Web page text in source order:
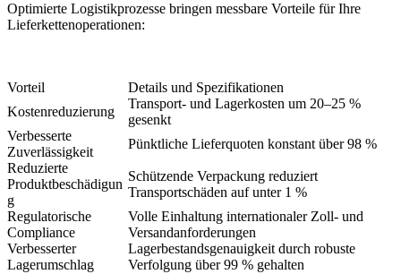
Optimierte Logistikprozesse bringen messbare Vorteile für Ihre
Lieferkettenoperationen:
Vorteil
Details und Spezifikationen
Kostenreduzierung
Transport- und Lagerkosten um 20–25 %
gesenkt
Verbesserte
Zuverlässigkeit
Pünktliche Lieferquoten konstant über 98 %
Reduzierte
Produktbeschädigun
g
Schützende Verpackung reduziert
Transportschäden auf unter 1 %
Regulatorische
Compliance
Volle Einhaltung internationaler Zoll- und
Versandanforderungen
Verbesserter
Lagerumschlag
Lagerbestandsgenauigkeit durch robuste
Verfolgung über 99 % gehalten